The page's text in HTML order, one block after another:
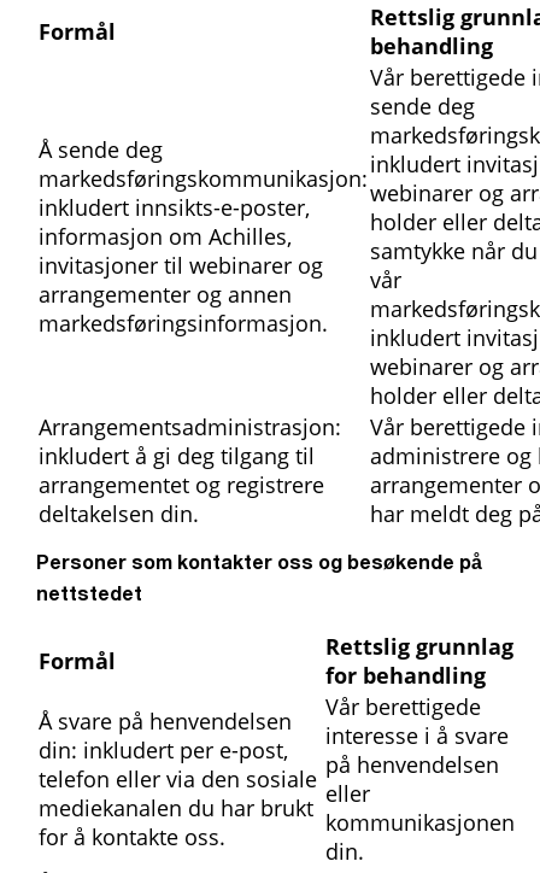
Formål
Rettslig
behandling
Å sende deg
markedsføringskommunikasjon:
inkludert innsikts-e-poster,
informasjon om Achilles,
invitasjoner til webinarer og
arrangementer og annen
markedsføringsinformasjon.
Vår berettigede
sende deg
inkludert
webinarer og
holder eller
samtykke når
vår
inkludert
webinarer og
holder eller
Arrangementsadministrasjon:
inkludert å gi deg tilgang til
arrangementet og registrere
deltakelsen din.
Vår berettigede
administrere og
arrangementer
har meldt deg
Personer som kontakter oss og besøkende på
nettstedet
Formål
Rettslig grunnlag
for behandling
Å svare på henvendelsen
din: inkludert per e-post,
telefon eller via den sosiale
mediekanalen du har brukt
for å kontakte oss.
Vår berettigede
interesse i å svare
på henvendelsen
eller
kommunikasjonen
din.